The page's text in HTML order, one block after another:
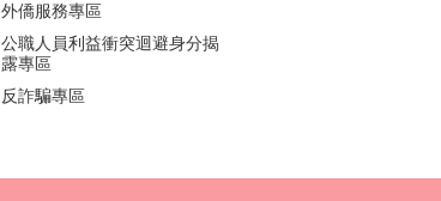
外僑服務專區
公職人員利益衝突迴避身分揭
露專區
反詐騙專區